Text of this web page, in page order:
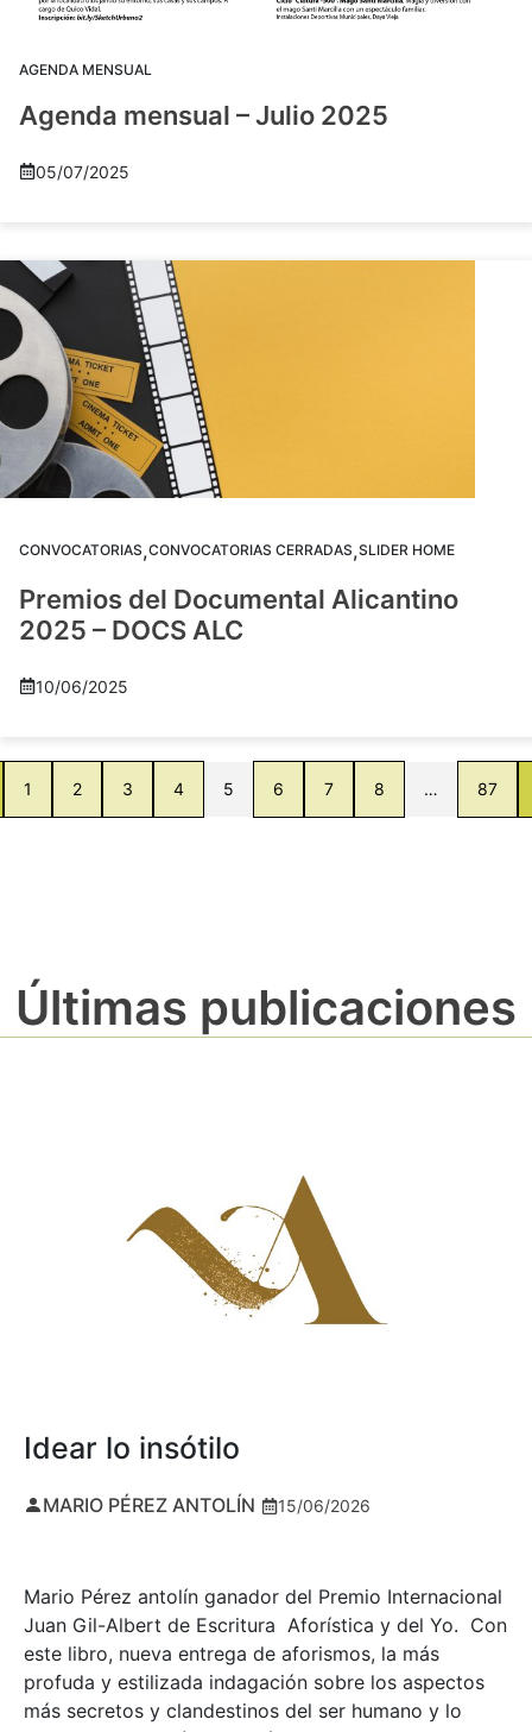
AGENDA MENSUAL
Agenda mensual – Julio 2025
05/07/2025
CONVOCATORIAS,CONVOCATORIAS CERRADAS,SLIDER HOME
Premios del Documental Alicantino
2025 – DOCS ALC
10/06/2025
1 2 3 4 5 6 7 8 … 87
Últimas publicaciones
Idear lo insótilo
MARIO PÉREZ ANTOLÍN 15/06/2026
Mario Pérez antolín ganador del Premio Internacional
Juan Gil-Albert de Escritura Aforística y del Yo. Con
este libro, nueva entrega de aforismos, la más
profuda y estilizada indagación sobre los aspectos
más secretos y clandestinos del ser humano y lo